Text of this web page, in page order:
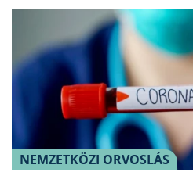
ÜGYELETKERESŐ
ORVOS VÁLASZOL
ORVOSKERESŐ
NEMZETKÖZI ORVOSLÁS